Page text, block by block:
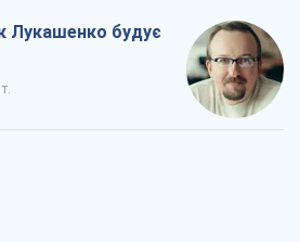
Лукашенко будує